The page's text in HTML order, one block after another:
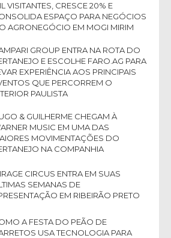
VISITANTES, CRESCE 20% E
ESPAÇO PARA NEGÓCIOS
AGRONEGÓCIO EM MOGI MIRIM
GROUP ENTRA NA ROTA DO
E ESCOLHE FARO.AG PARA
EXPERIÊNCIA AOS PRINCIPAIS
QUE PERCORREM O
PAULISTA
& GUILHERME CHEGAM À
MUSIC EM UMA DAS
MOVIMENTAÇÕES DO
NA COMPANHIA
CIRCUS ENTRA EM SUAS
SEMANAS DE
EM RIBEIRÃO PRETO
A FESTA DO PEÃO DE
USA TECNOLOGIA PARA